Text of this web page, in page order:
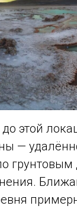
этой
—